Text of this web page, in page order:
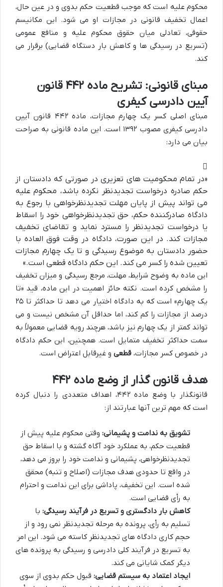
محکوم علیه است که موجب قطعیت حکم بدوی و در عین حال،
اعمال تخفیف قانونی در مجازات او می شود. این مکانیسم
حقوقی، تعادلی میان حقوق محکوم علیه و منافع عمومی
(تسریع در رسیدگی ها و کاهش بار دستگاه قضایی) برقرار می
کند.
مبنای قانونی: تشریح ماده ۴۴۲ قانون
آیین دادرسی کیفری
مبنای اصلی کسر یک چهارم مجازات، ماده ۴۴۲ قانون آیین
دادرسی کیفری مصوب ۱۳۹۲ است. این ماده قانونی به صراحت
بیان می دارد:
«در تمام محکومیت های تعزیری در صورتی که دادستان از
حکم صادره درخواست تجدیدنظر نکرده باشد، محکوم علیه
می تواند پیش از پایان مهلت تجدیدنظرخواهی با رجوع به
دادگاه صادرکننده حکم، حق تجدیدنظرخواهی خود را اسقاط
یا درخواست تجدیدنظر را مسترد نماید و تقاضای تخفیف
مجازات کند. در این صورت، دادگاه در وقت فوق العاده با
حضور دادستان به موضوع رسیدگی و تا یک چهارم مجازات
تعیین شده را کسر می کند. این حکم دادگاه قطعی است.»
این ماده به وضوح شرایط، مهلت، مرجع رسیدگی و میزان تخفیف
را مشخص کرده است. نکته حائز اهمیت در این ماده، قید «تا
یک چهارم» است که به دادگاه اختیار می دهد تا حداکثر تا ۲۵
درصد از مجازات را کم کند، اما حداقل آن مشخص نیست و می
تواند کمتر از یک چهارم نیز باشد، هرچند رویه قضایی معمولاً به
سمت حداکثر تخفیف متمایل است. همچنین، این حکم دادگاه
در خصوص کسر مجازات، قطعی و غیرقابل اعتراض است.
هدف قانون گذار از وضع ماده ۴۴۲
قانونگذار با وضع ماده ۴۴۲، اهداف متعددی را دنبال کرده
است که مهم ترین آنها عبارتند از:
تشویق به ندامت و پشیمانی: وقتی محکوم علیه پیش از
قطعیت حکم، به عملکرد خود آگاه گشته و با اسقاط حق
تجدیدنظرخواهی، پشیمانی و ندامت خود را بروز می دهد،
در واقع تا حدودی هدف مجازات (اصلاح و تنبه) محقق
شده است. این تخفیف، پاداشی برای این ندامت و احترام
به رأی قضایی است.
کاهش بار دادگستری و تسریع در فرآیند رسیدگی: با
تسلیم به رأی، پرونده به مرحله تجدیدنظر نمی رود و از
حجم کاری دادگاه های تجدیدنظر کاسته می شود. این امر
به تسریع در فرآیند کلی دادرسی و رسیدگی به پرونده های
دیگر کمک شایانی می کند.
ایجاد اعتماد به سیستم قضایی: قبول حکم بدوی از سوی